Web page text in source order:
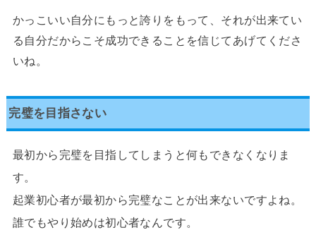
かっこいい自分にもっと誇りをもって、それが出来てい
る自分だからこそ成功できることを信じてあげてくださ
いね。
完璧を目指さない
最初から完璧を目指してしまうと何もできなくなりま
す。
起業初心者が最初から完璧なことが出来ないですよね。
誰でもやり始めは初心者なんです。